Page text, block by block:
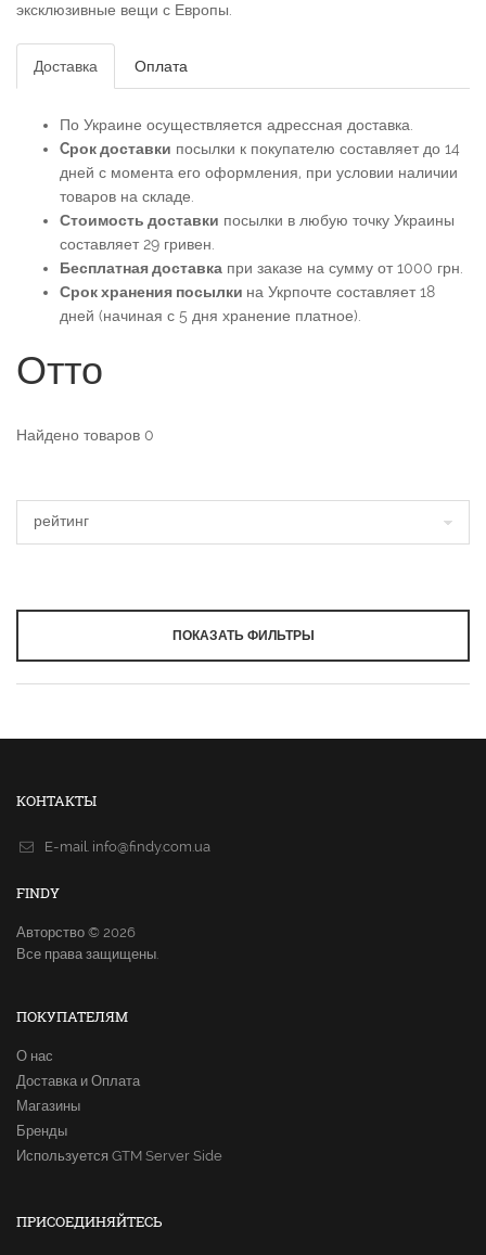
эксклюзивные вещи с Европы.
Доставка Оплата
По Украине осуществляется адрессная доставка.
Cрок доставки посылки к покупателю составляет до 14
дней с момента его оформления, при условии наличии
товаров на складе.
Стоимость доставки посылки в любую точку Украины
составляет 29 гривен.
Бесплатная доставка при заказе на сумму от 1000 грн.
Срок хранения посылки на Укрпочте составляет 18
дней (начиная с 5 дня хранение платное).
Отто
Найдено товаров 0
ПОКАЗАТЬ ФИЛЬТРЫ
КОНТАКТЫ
E-mail. info@findy.com.ua
FINDY
Авторство © 2026
Все права защищены.
ПОКУПАТЕЛЯМ
О нас
Доставка и Оплата
Магазины
Бренды
Используется GTM Server Side
ПРИСОЕДИНЯЙТЕСЬ